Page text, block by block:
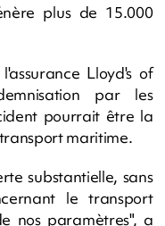
plus de 15.000
Lloyd's of
par les
pourrait être la
maritime.
substantielle, sans
le transport
nos paramètres", a